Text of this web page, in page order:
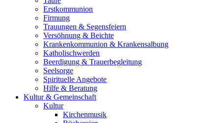
Erstkommunion
Firmung
Trauungen & Segensfeiern
Versöhnung & Beichte
Krankenkommunion & Krankensalbung
Katholischwerden
Beerdigung & Trauerbegleitung
Seelsorge
Spirituelle Angebote
Hilfe & Beratung
Kultur & Gemeinschaft
Kultur
Kirchenmusik